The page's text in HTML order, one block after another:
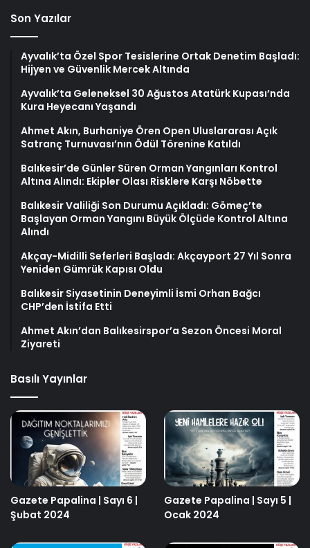
Son Yazılar
Ayvalık’ta Özel Spor Tesislerine Ortak Denetim Başladı:
Hijyen ve Güvenlik Mercek Altında
Ayvalık’ta Geleneksel 30 Ağustos Atatürk Kupası’nda
Kura Heyecanı Yaşandı
Ahmet Akın, Burhaniye Ören Open Uluslararası Açık
Satranç Turnuvası’nın Ödül Törenine Katıldı
Balıkesir’de Günler Süren Orman Yangınları Kontrol
Altına Alındı: Ekipler Olası Risklere Karşı Nöbette
Balıkesir Valiliği Son Durumu Açıkladı: Gömeç’te
Başlayan Orman Yangını Büyük Ölçüde Kontrol Altına
Alındı
Akçay-Midilli Seferleri Başladı: Akçayport 27 Yıl Sonra
Yeniden Gümrük Kapısı Oldu
Balıkesir Siyasetinin Deneyimli İsmi Orhan Bağcı
CHP’den İstifa Etti
Ahmet Akın’dan Balıkesirspor’a Sezon Öncesi Moral
Ziyareti
Basılı Yayınlar
Gazete Papalina | Sayı 6 |
Şubat 2024
Gazete Papalina | Sayı 5 |
Ocak 2024